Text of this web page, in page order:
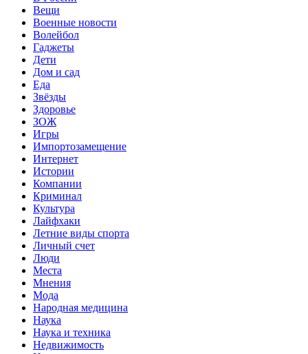
Вещи
Военные новости
Волейбол
Гаджеты
Дети
Дом и сад
Еда
Звёзды
Здоровье
ЗОЖ
Игры
Импортозамещение
Интернет
Истории
Компании
Криминал
Культура
Лайфхаки
Летние виды спорта
Личный счет
Люди
Места
Мнения
Мода
Народная медицина
Наука
Наука и техника
Недвижимость